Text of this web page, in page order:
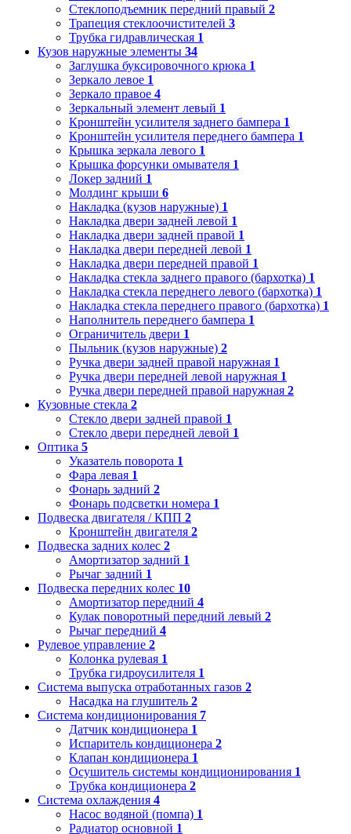
Стеклоподъемник передний правый 2
Трапеция стеклоочистителей 3
Трубка гидравлическая 1
Кузов наружные элементы 34
Заглушка буксировочного крюка 1
Зеркало левое 1
Зеркало правое 4
Зеркальный элемент левый 1
Кронштейн усилителя заднего бампера 1
Кронштейн усилителя переднего бампера 1
Крышка зеркала левого 1
Крышка форсунки омывателя 1
Локер задний 1
Молдинг крыши 6
Накладка (кузов наружные) 1
Накладка двери задней левой 1
Накладка двери задней правой 1
Накладка двери передней левой 1
Накладка двери передней правой 1
Накладка стекла заднего правого (бархотка) 1
Накладка стекла переднего левого (бархотка) 1
Накладка стекла переднего правого (бархотка) 1
Наполнитель переднего бампера 1
Ограничитель двери 1
Пыльник (кузов наружные) 2
Ручка двери задней правой наружная 1
Ручка двери передней левой наружная 1
Ручка двери передней правой наружная 2
Кузовные стекла 2
Стекло двери задней правой 1
Стекло двери передней левой 1
Оптика 5
Указатель поворота 1
Фара левая 1
Фонарь задний 2
Фонарь подсветки номера 1
Подвеска двигателя / КПП 2
Кронштейн двигателя 2
Подвеска задних колес 2
Амортизатор задний 1
Рычаг задний 1
Подвеска передних колес 10
Амортизатор передний 4
Кулак поворотный передний левый 2
Рычаг передний 4
Рулевое управление 2
Колонка рулевая 1
Трубка гидроусилителя 1
Система выпуска отработанных газов 2
Насадка на глушитель 2
Система кондиционирования 7
Датчик кондиционера 1
Испаритель кондиционера 2
Клапан кондиционера 1
Осушитель системы кондиционирования 1
Трубка кондиционера 2
Система охлаждения 4
Насос водяной (помпа) 1
Радиатор основной 1